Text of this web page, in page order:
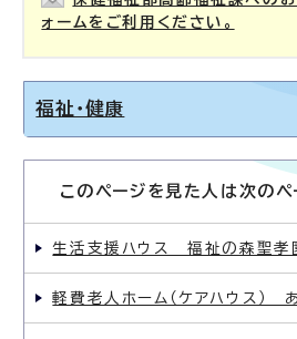
ォームをご利用ください。
福祉・健康
このページを見た人は次の
生活支援ハウス 福祉の森聖孝
軽費老人ホーム（ケアハウス）